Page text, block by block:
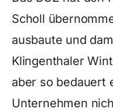
Scholl
ausbaute und
Klingenthaler
aber so bedauert
Unternehmen